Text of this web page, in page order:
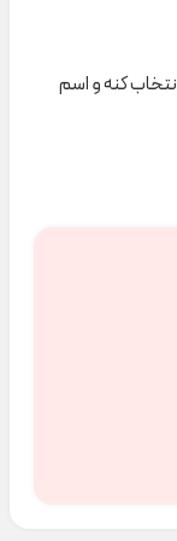
کنه و اسم